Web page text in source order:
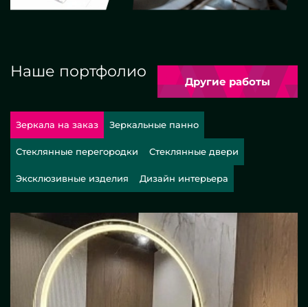
Наше портфолио
Другие работы
Зеркала на заказ Зеркальные панно
Стеклянные перегородки Стеклянные двери
Эксклюзивные изделия Дизайн интерьера